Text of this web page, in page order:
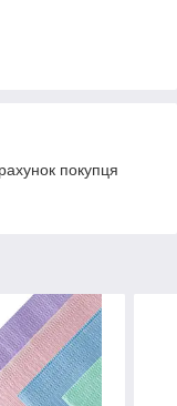
покупця